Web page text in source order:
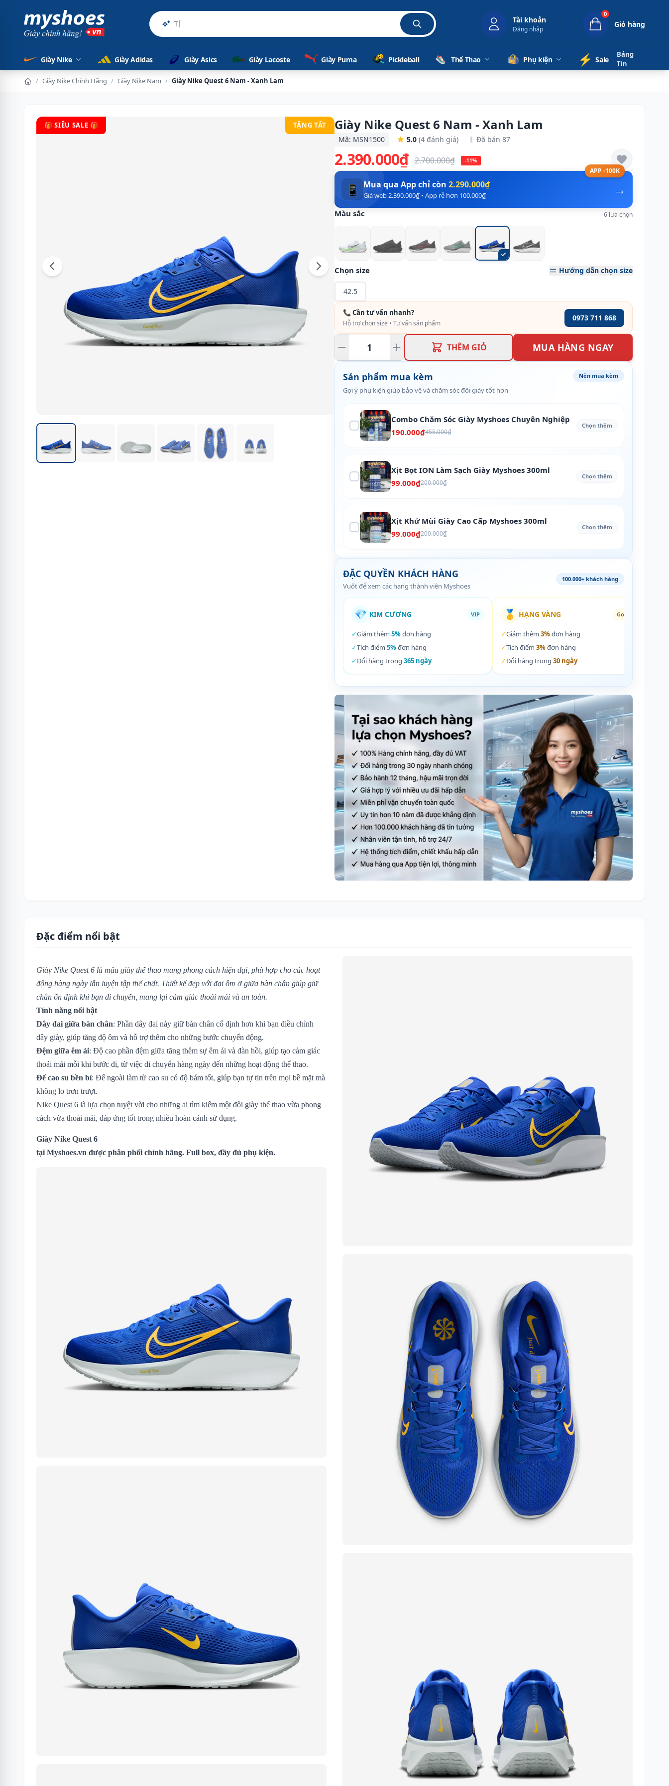
Sản phẩm ch Tài khoản
Đăng nhập
0
Giỏ hàng
Giày Nike Giày Adidas Giày Asics Giày Lacoste Giày Puma Pickleball Thể Thao Phụ kiện ⚡️ Sale
Bảng
Tin
/ Giày Nike Chính Hãng / Giày Nike Nam / Giày Nike Quest 6 Nam - Xanh Lam
🎁 SIÊU SALE 🎁 TẶNG TẤT Giày Nike Quest 6 Nam - Xanh Lam
Mã: MSN1500 5.0 (4 đánh giá) Đã bán 87
2.390.000₫ 2.700.000₫ -11%
APP -100K
→
📱 Mua qua App chỉ còn 2.290.000₫
Giá web 2.390.000₫ • App rẻ hơn 100.000₫
Màu sắc 6 lựa chọn
Chọn size Hướng dẫn chọn size
42.5
📞 Cần tư vấn nhanh?
Hỗ trợ chọn size • Tư vấn sản phẩm
0973 711 868
THÊM GIỎ MUA HÀNG NGAY
Sản phẩm mua kèm
Gợi ý phụ kiện giúp bảo vệ và chăm sóc đôi giày tốt hơn
Nên mua kèm
Combo Chăm Sóc Giày Myshoes Chuyên Nghiệp
190.000₫455.000₫
Chọn thêm
Xịt Bọt ION Làm Sạch Giày Myshoes 300ml
99.000₫200.000₫
Chọn thêm
Xịt Khử Mùi Giày Cao Cấp Myshoes 300ml
99.000₫200.000₫
Chọn thêm
ĐẶC QUYỀN KHÁCH HÀNG
Vuốt để xem các hạng thành viên Myshoes
100.000+ khách hàng
💎 KIM CƯƠNG VIP
✓Giảm thêm 5%đơn hàng
✓Tích điểm 5%đơn hàng
✓Đổi hàng trong 365 ngày
🥇 HẠNG VÀNG Gold
✓Giảm thêm 3%đơn hàng
✓Tích điểm 3%đơn hàng
✓Đổi hàng trong 30 ngày
Đặc điểm nổi bật
Giày Nike Quest 6 là mẫu giày thể thao mang phong cách hiện đại, phù hợp cho các hoạt
động hàng ngày lẫn luyện tập thể chất. Thiết kế đẹp với đai ôm ở giữa bàn chân giúp giữ
chân ổn định khi bạn di chuyển, mang lại cảm giác thoải mái và an toàn.
Tính năng nổi bật
Dây đai giữa bàn chân: Phần dây đai này giữ bàn chân cố định hơn khi bạn điều chỉnh
dây giày, giúp tăng độ ôm và hỗ trợ thêm cho những bước chuyển động.
Đệm giữa êm ái: Độ cao phần đệm giữa tăng thêm sự êm ái và đàn hồi, giúp tạo cảm giác
thoải mái mỗi khi bước đi, từ việc di chuyển hàng ngày đến những hoạt động thể thao.
Đế cao su bền bỉ: Đế ngoài làm từ cao su có độ bám tốt, giúp bạn tự tin trên mọi bề mặt mà
không lo trơn trượt.
Nike Quest 6 là lựa chọn tuyệt vời cho những ai tìm kiếm một đôi giày thể thao vừa phong
cách vừa thoải mái, đáp ứng tốt trong nhiều hoàn cảnh sử dụng.
Giày Nike Quest 6
tại Myshoes.vn được phân phối chính hãng. Full box, đầy đủ phụ kiện.